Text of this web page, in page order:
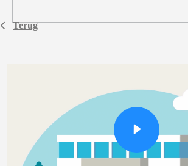
Terug